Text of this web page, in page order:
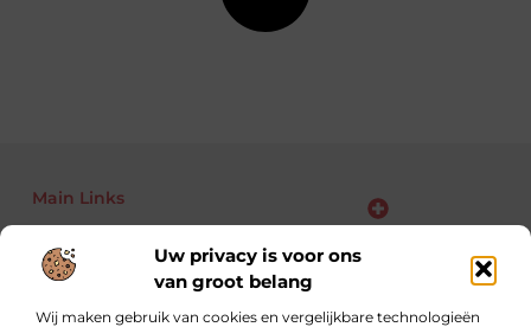
Uw privacy is voor ons
van groot belang
Wij maken gebruik van cookies en vergelijkbare technologieën
Main Links